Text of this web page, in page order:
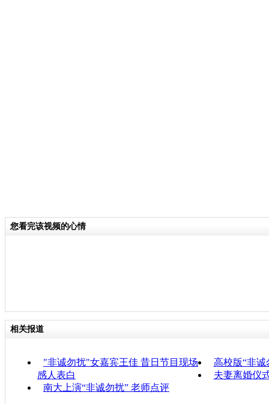
您看完该视频的心情
相关报道
"非诚勿扰"女嘉宾王佳 昔日节目现场
感人表白
高校版“非诚
夫妻离婚仪
南大上演“非诚勿扰” 老师点评